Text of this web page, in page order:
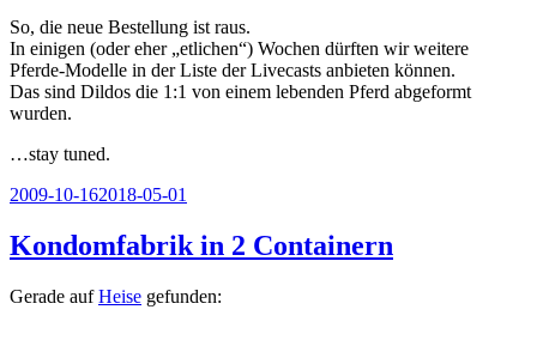
So, die neue Bestellung ist raus.
In einigen (oder eher „etlichen“) Wochen dürften wir weitere
Pferde-Modelle in der Liste der Livecasts anbieten können.
Das sind Dildos die 1:1 von einem lebenden Pferd abgeformt
wurden.
…stay tuned.
Veröffentlicht
2009-10-162018-05-01
Kondomfabrik in 2 Containern
Gerade aufHeise gefunden: